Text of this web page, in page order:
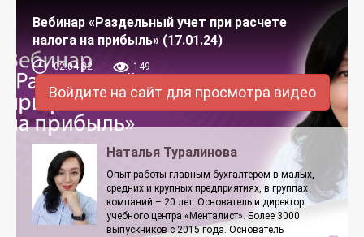
Вебинар «Раздельный учет при расчете
налога на прибыль» (17.01.24)
02:04:32 149
Войдите на сайт для просмотра видео
Наталья Туралинова
Опыт работы главным бухгалтером в малых,
средних и крупных предприятиях, в группах
компаний – 20 лет. Основатель и директор
учебного центра «Менталист». Более 3000
выпускников с 2015 года. Основатель